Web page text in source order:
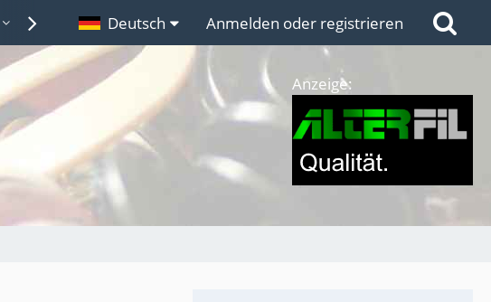
Lexikon Links
Deutsch Anmelden oder registrieren
Anzeige: